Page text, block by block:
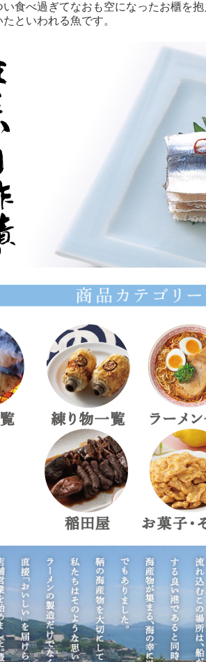
食べ過ぎてなおも空になったお櫃を
といわれる魚です。